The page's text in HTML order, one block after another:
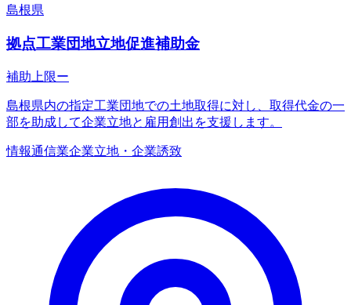
島根県
拠点工業団地立地促進補助金
補助上限ー
島根県内の指定工業団地での土地取得に対し、取得代金の一
部を助成して企業立地と雇用創出を支援します。
情報通信業企業立地・企業誘致